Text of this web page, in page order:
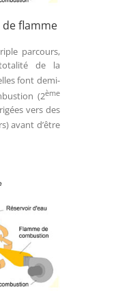
flamme
parcours,
de la
font demi-
(2ème
vers des
avant d’être